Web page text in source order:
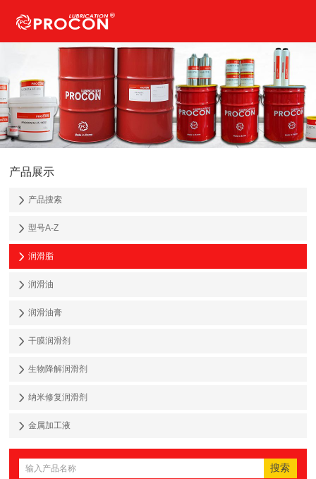
产品展示
产品搜索
型号A-Z
润滑脂
润滑油
润滑油膏
干膜润滑剂
生物降解润滑剂
纳米修复润滑剂
金属加工液